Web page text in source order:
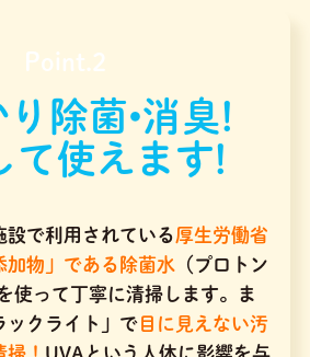
Point.2
り除菌•消臭!
て使えます!
設で利用されている厚生労働省
加物」である除菌水 （プロトン
使って丁寧に清掃します。ま
ックライト」で目に見えない汚